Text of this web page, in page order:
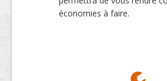
économies à faire.